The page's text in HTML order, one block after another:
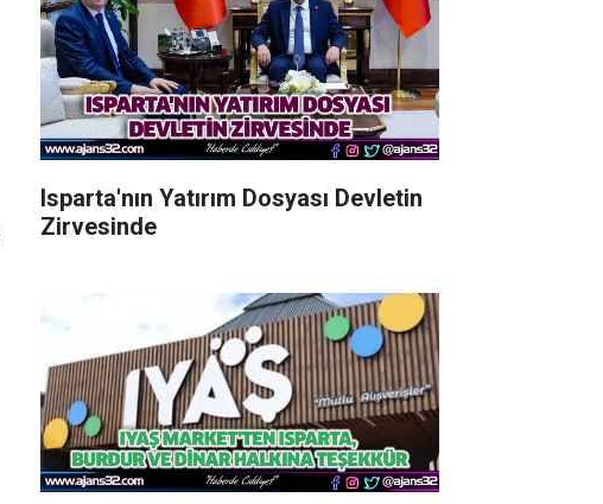
Isparta'nın Yatırım Dosyası Devletin
Zirvesinde